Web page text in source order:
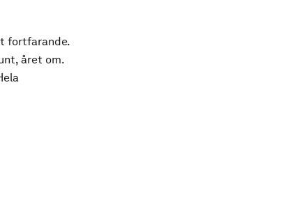
fortfarande.
året om.